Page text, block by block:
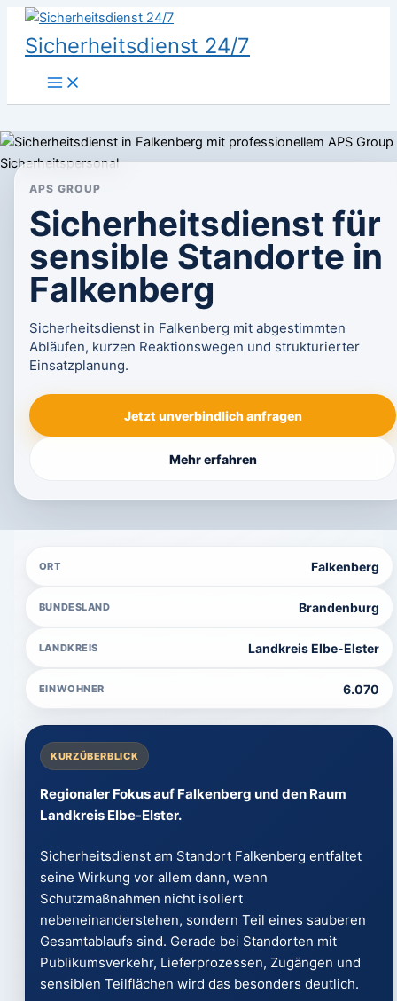
Zum
Inhalt
springen
Sicherheitsdienst 24/7
APS GROUP
Sicherheitsdienst für
sensible Standorte in
Falkenberg
Sicherheitsdienst in Falkenberg mit abgestimmten
Abläufen, kurzen Reaktionswegen und strukturierter
Einsatzplanung.
Jetzt unverbindlich anfragen
Mehr erfahren
ORT Falkenberg
BUNDESLAND Brandenburg
LANDKREIS Landkreis Elbe-Elster
EINWOHNER 6.070
KURZÜBERBLICK
Regionaler Fokus auf Falkenberg und den Raum
Landkreis Elbe-Elster.
Sicherheitsdienst am Standort Falkenberg entfaltet
seine Wirkung vor allem dann, wenn
Schutzmaßnahmen nicht isoliert
nebeneinanderstehen, sondern Teil eines sauberen
Gesamtablaufs sind. Gerade bei Standorten mit
Publikumsverkehr, Lieferprozessen, Zugängen und
sensiblen Teilflächen wird das besonders deutlich.